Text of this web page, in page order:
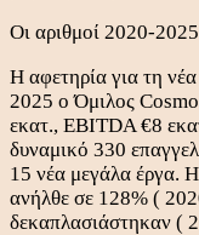
Οι αριθμοί 2020-2025
Η αφετηρία για τη νέα
2025 ο Όμιλος
εκατ., EBITDA €8
δυναμικό 330
15 νέα μεγάλα έργα.
ανήλθε σε 128% (
δεκαπλασιάστηκαν (